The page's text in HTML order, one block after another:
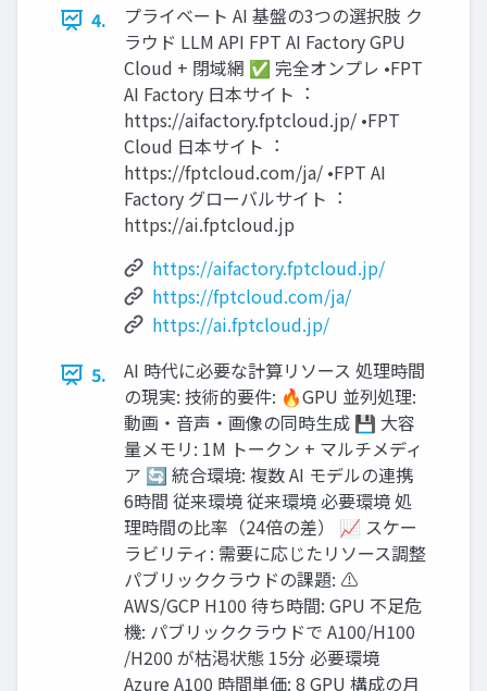
4.
プライベート AI 基盤の3つの選択肢 ク
ラウド LLM API FPT AI Factory GPU
Cloud + 閉域網 ✅ 完全オンプレ •FPT
AI Factory ⽇本サイト︓
https://aifactory.fptcloud.jp/ •FPT
Cloud ⽇本サイト︓
https://fptcloud.com/ja/ •FPT AI
Factory グローバルサイト︓
https://ai.fptcloud.jp
https://aifactory.fptcloud.jp/
https://fptcloud.com/ja/
https://ai.fptcloud.jp/
5.
AI 時代に必要な計算リソース 処理時間
の現実: 技術的要件: 🔥GPU 並列処理:
動画‧⾳声‧画像の同時⽣成 💾 ⼤容
量メモリ: 1M トークン + マルチメディ
ア 🔄 統合環境: 複数 AI モデルの連携
6時間 従来環境 従来環境 必要環境 処
理時間の⽐率（24倍の差） 📈 スケー
ラビリティ: 需要に応じたリソース調整
パブリッククラウドの課題: ⚠
AWS/GCP H100 待ち時間: GPU 不⾜危
機: パブリッククラウドで A100/H100
/H200 が枯渇状態 15分 必要環境
Azure A100 時間単価: 8 GPU 構成の⽉